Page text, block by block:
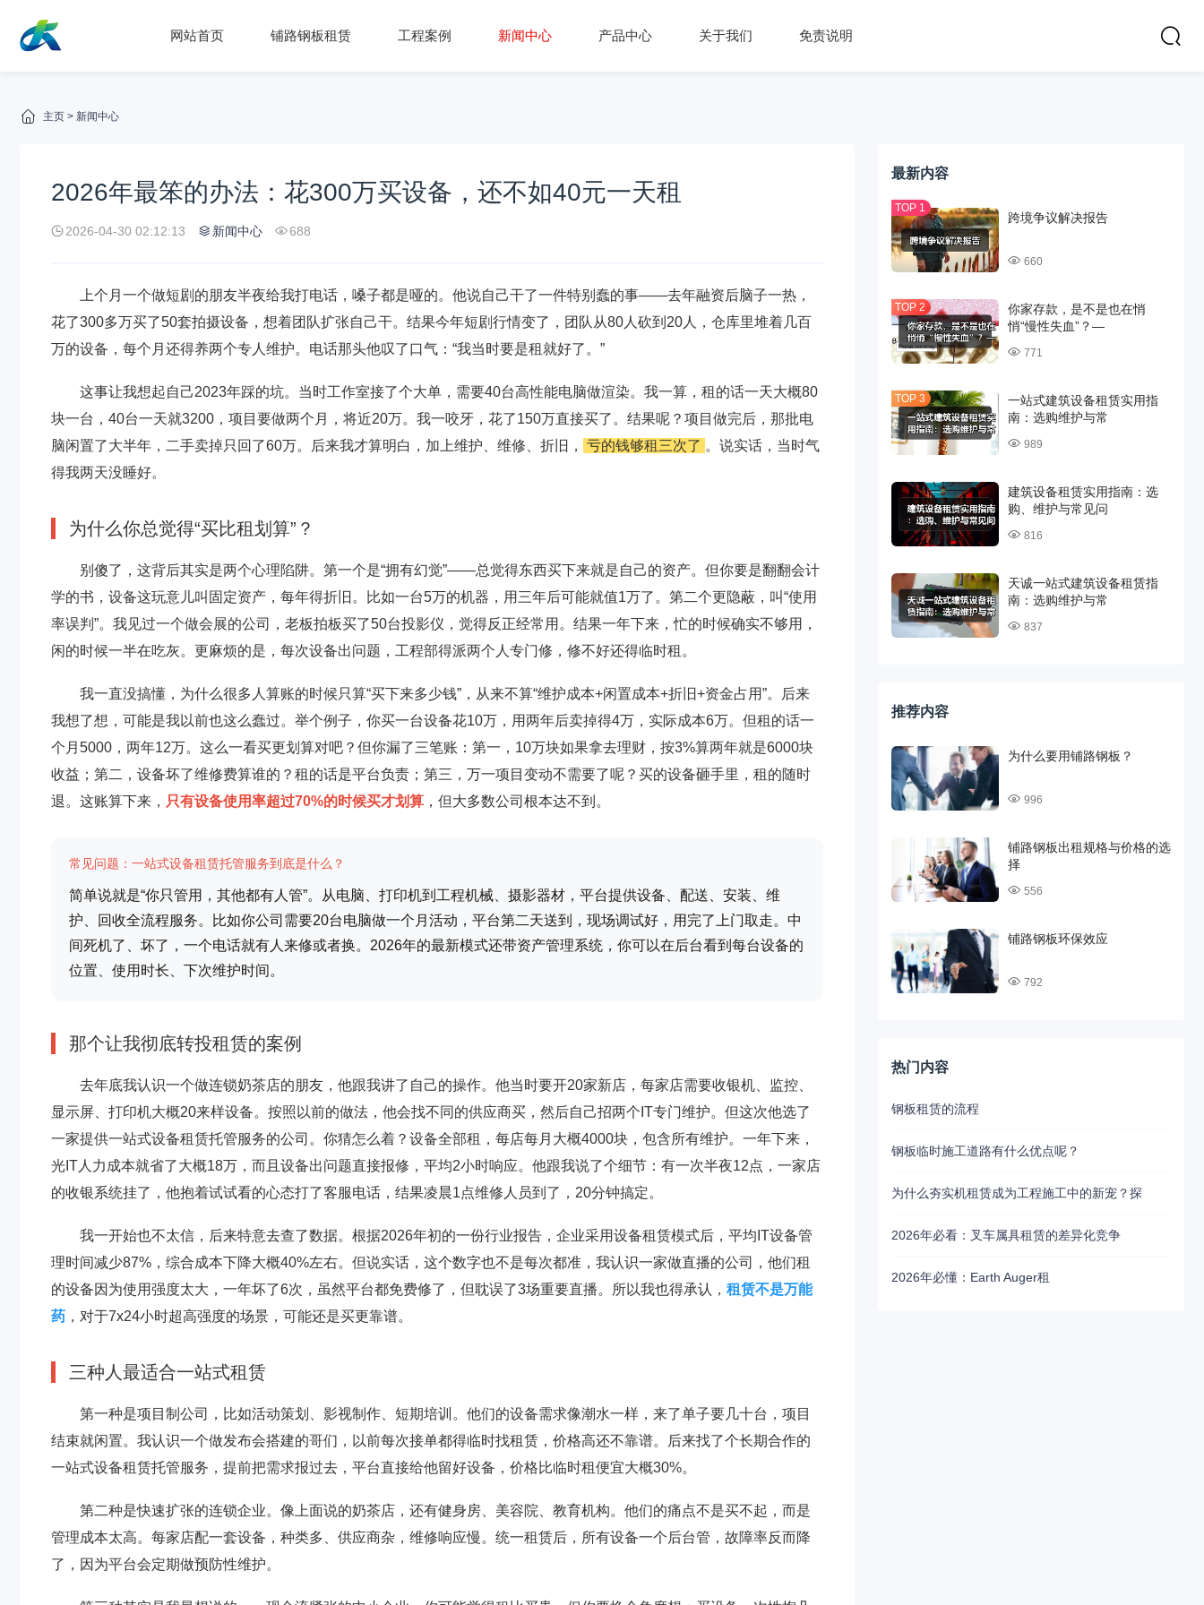
网站首页 铺路钢板租赁 工程案例 新闻中心 产品中心 关于我们 免责说明
主页 > 新闻中心
2026年最笨的办法：花300万买设备，还不如40元一天租
2026-04-30 02:12:13 新闻中心 688
上个月一个做短剧的朋友半夜给我打电话，嗓子都是哑的。他说自己干了一件特别蠢的事——去年融资后脑子一热，
花了300多万买了50套拍摄设备，想着团队扩张自己干。结果今年短剧行情变了，团队从80人砍到20人，仓库里堆着几百
万的设备，每个月还得养两个专人维护。电话那头他叹了口气：“我当时要是租就好了。”
这事让我想起自己2023年踩的坑。当时工作室接了个大单，需要40台高性能电脑做渲染。我一算，租的话一天大概80
块一台，40台一天就3200，项目要做两个月，将近20万。我一咬牙，花了150万直接买了。结果呢？项目做完后，那批电
脑闲置了大半年，二手卖掉只回了60万。后来我才算明白，加上维护、维修、折旧，
亏的钱够租三次了 。说实话，当时气
得我两天没睡好。
为什么你总觉得“买比租划算”？
别傻了，这背后其实是两个心理陷阱。第一个是“拥有幻觉”——总觉得东西买下来就是自己的资产。但你要是翻翻会计
学的书，设备这玩意儿叫固定资产，每年得折旧。比如一台5万的机器，用三年后可能就值1万了。第二个更隐蔽，叫“使用
率误判”。我见过一个做会展的公司，老板拍板买了50台投影仪，觉得反正经常用。结果一年下来，忙的时候确实不够用，
闲的时候一半在吃灰。更麻烦的是，每次设备出问题，工程部得派两个人专门修，修不好还得临时租。
我一直没搞懂，为什么很多人算账的时候只算“买下来多少钱”，从来不算“维护成本+闲置成本+折旧+资金占用”。后来
我想了想，可能是我以前也这么蠢过。举个例子，你买一台设备花10万，用两年后卖掉得4万，实际成本6万。但租的话一
个月5000，两年12万。这么一看买更划算对吧？但你漏了三笔账：第一，10万块如果拿去理财，按3%算两年就是6000块
收益；第二，设备坏了维修费算谁的？租的话是平台负责；第三，万一项目变动不需要了呢？买的设备砸手里，租的随时
退。这账算下来， 只有设备使用率超过70%的时候买才划算 ，但大多数公司根本达不到。
常见问题：一站式设备租赁托管服务到底是什么？
简单说就是“你只管用，其他都有人管”。从电脑、打印机到工程机械、摄影器材，平台提供设备、配送、安装、维
护、回收全流程服务。比如你公司需要20台电脑做一个月活动，平台第二天送到，现场调试好，用完了上门取走。中
间死机了、坏了，一个电话就有人来修或者换。2026年的最新模式还带资产管理系统，你可以在后台看到每台设备的
位置、使用时长、下次维护时间。
那个让我彻底转投租赁的案例
去年底我认识一个做连锁奶茶店的朋友，他跟我讲了自己的操作。他当时要开20家新店，每家店需要收银机、监控、
显示屏、打印机大概20来样设备。按照以前的做法，他会找不同的供应商买，然后自己招两个IT专门维护。但这次他选了
一家提供一站式设备租赁托管服务的公司。你猜怎么着？设备全部租，每店每月大概4000块，包含所有维护。一年下来，
光IT人力成本就省了大概18万，而且设备出问题直接报修，平均2小时响应。他跟我说了个细节：有一次半夜12点，一家店
的收银系统挂了，他抱着试试看的心态打了客服电话，结果凌晨1点维修人员到了，20分钟搞定。
我一开始也不太信，后来特意去查了数据。根据2026年初的一份行业报告，企业采用设备租赁模式后，平均IT设备管
理时间减少87%，综合成本下降大概40%左右。但说实话，这个数字也不是每次都准，我认识一家做直播的公司，他们租
的设备因为使用强度太大，一年坏了6次，虽然平台都免费修了，但耽误了3场重要直播。所以我也得承认， 租赁不是万能
药 ，对于7x24小时超高强度的场景，可能还是买更靠谱。
三种人最适合一站式租赁
第一种是项目制公司，比如活动策划、影视制作、短期培训。他们的设备需求像潮水一样，来了单子要几十台，项目
结束就闲置。我认识一个做发布会搭建的哥们，以前每次接单都得临时找租赁，价格高还不靠谱。后来找了个长期合作的
一站式设备租赁托管服务，提前把需求报过去，平台直接给他留好设备，价格比临时租便宜大概30%。
第二种是快速扩张的连锁企业。像上面说的奶茶店，还有健身房、美容院、教育机构。他们的痛点不是买不起，而是
管理成本太高。每家店配一套设备，种类多、供应商杂，维修响应慢。统一租赁后，所有设备一个后台管，故障率反而降
了，因为平台会定期做预防性维护。
最新内容
跨境争议解决报告
660
你家存款，是不是也在悄
悄“慢性失血”？—
771
一站式建筑设备租赁实用指
南：选购维护与常
989
建筑设备租赁实用指南：选
购、维护与常见问
816
天诚一站式建筑设备租赁指
南：选购维护与常
837
推荐内容
为什么要用铺路钢板？
996
铺路钢板出租规格与价格的选
择
556
铺路钢板环保效应
792
热门内容
钢板租赁的流程
钢板临时施工道路有什么优点呢？
为什么夯实机租赁成为工程施工中的新宠？探
2026年必看：叉车属具租赁的差异化竞争
2026年必懂：Earth Auger租